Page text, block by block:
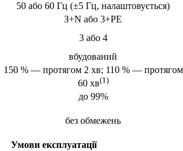
50 або 60 Гц (±5 Гц, налаштовується)
З+N або 3+PE
3 або 4
вбудований
150 % — протягом 2 хв; 110 % — протягом
60 хв(1)
до 99%
без обмежень
Умови експлуатації